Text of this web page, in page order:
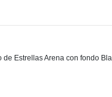
Estrellas Arena con fondo